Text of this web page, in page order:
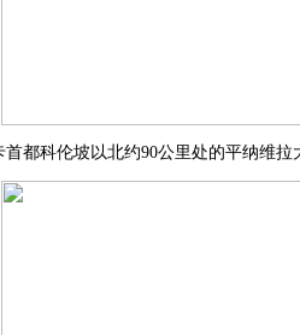
科伦坡以北约90公里处的平纳维拉